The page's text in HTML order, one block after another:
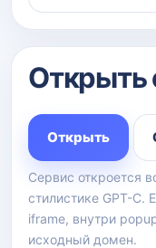
Открыть
Открыть
Сервис откроется
стилистике GPT-C.
iframe, внутри
исходный домен.